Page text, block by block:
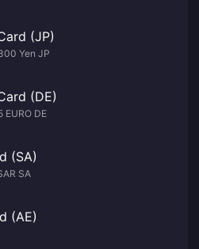
(JP)
Yen JP
(DE)
EURO DE
(SA)
SA
(AE)